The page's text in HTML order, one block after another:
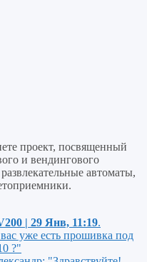
проект, посвященный
и вендингового
автоматы,
| 29 Янв, 11:19.
уже есть прошивка под
?"